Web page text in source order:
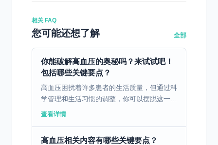
相关 FAQ
您可能还想了解 全部
你能破解高血压的奥秘吗？来试试吧！
包括哪些关键要点？
高血压困扰着许多患者的生活质量，但通过科
学管理和生活习惯的调整，你可以摆脱这一难
题。 一、高血压患者的常见困扰 作为一名临
查看详情
高血压相关内容有哪些关键要点？